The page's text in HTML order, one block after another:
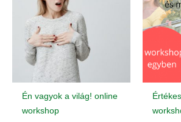
Én vagyok a világ! online
workshop